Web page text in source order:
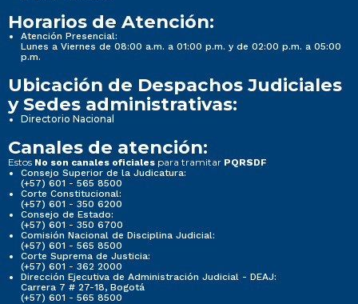
Horarios de Atención:
Atención Presencial:
Lunes a Viernes de 08:00 a.m. a 01:00 p.m. y de 02:00 p.m. a 05:00
p.m.
Ubicación de Despachos Judiciales
y Sedes administrativas:
Directorio Nacional
Canales de atención:
Estos No son canales oficiales para tramitar PQRSDF
Consejo Superior de la Judicatura:
(+57) 601 - 565 8500
Corte Constitucional:
(+57) 601 - 350 6200
Consejo de Estado:
(+57) 601 - 350 6700
Comisión Nacional de Disciplina Judicial:
(+57) 601 - 565 8500
Corte Suprema de Justicia:
(+57) 601 - 362 2000
Dirección Ejecutiva de Administración Judicial - DEAJ:
Carrera 7 # 27-18, Bogotá
(+57) 601 - 565 8500